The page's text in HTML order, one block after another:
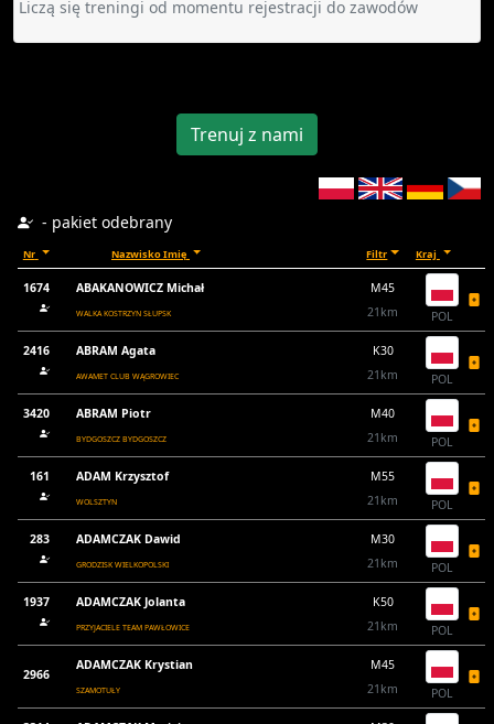
Liczą się treningi od momentu rejestracji do zawodów
Trenuj z nami
- pakiet odebrany
Nr Nazwisko Imię Filtr Kraj
1674 ABAKANOWICZ Michał
WALKA KOSTRZYN SŁUPSK
M45
21km
POL
2416 ABRAM Agata
AWAMET CLUB WĄGROWIEC
K30
21km
POL
3420 ABRAM Piotr
BYDGOSZCZ BYDGOSZCZ
M40
21km
POL
161 ADAM Krzysztof
WOLSZTYN
M55
21km
POL
283 ADAMCZAK Dawid
GRODZISK WIELKOPOLSKI
M30
21km
POL
1937 ADAMCZAK Jolanta
PRZYJACIELE TEAM PAWŁOWICE
K50
21km
POL
2966
ADAMCZAK Krystian
SZAMOTUŁY
M45
21km
POL